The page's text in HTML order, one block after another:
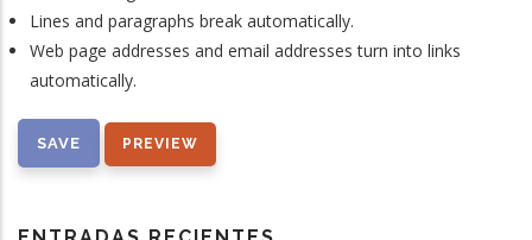
Lines and paragraphs break automatically.
Web page addresses and email addresses turn into links
automatically.